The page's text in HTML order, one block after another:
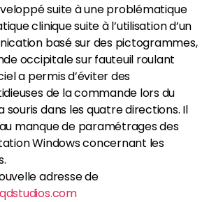
suite à une problématique
clinique suite à l’utilisation d’un
basé sur des pictogrammes,
occipitale sur fauteuil roulant
a permis d’éviter des
de la commande lors du
dans les quatre directions. Il
manque de paramétrages des
Windows concernant les
adresse de
qdstudios.com